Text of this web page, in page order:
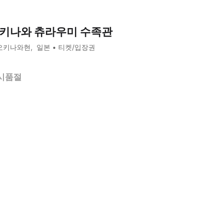
나와 츄라우미 수족관
키나와현 일본 티켓/입장권
품절